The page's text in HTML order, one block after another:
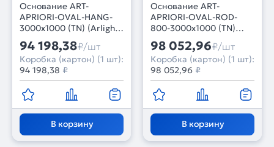
Основание ART-
APRIORI-OVAL-HANG-
3000x1000 (TN) (Arlight,
IP20 Металл, 3 года)
94 198,38₽/шт
Коробка (картон) (1 шт):
94 198,38 ₽
В корзину
Основание ART-
APRIORI-OVAL-ROD-
800-3000x1000 (TN)
(Arlight, IP20 Металл, 3
года)
98 052,96₽/шт
Коробка (картон) (1 шт):
98 052,96 ₽
В корзину